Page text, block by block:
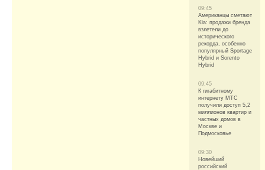
09:45
Американцы сметают
Kia: продажи бренда
взлетели до
исторического
рекорда, особенно
популярный Sportage
Hybrid и Sorento
Hybrid
09:45
К гигабитному
интернету МТС
получили доступ 5,2
миллионов квартир и
частных домов в
Москве и
Подмосковье
09:30
Новейший
российский